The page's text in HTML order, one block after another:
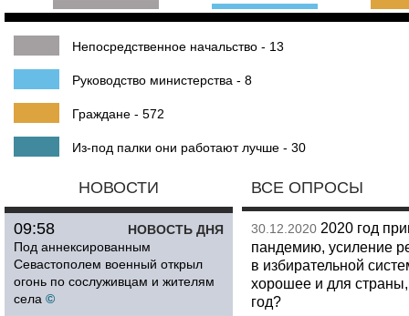
Непосредственное начальство - 13
Руководство министерства - 8
Граждане - 572
Из-под палки они работают лучше - 30
НОВОСТИ
НОВОСТЬ ДНЯ
09:58
Под аннексированным
Севастополем военный открыл
огонь по сослуживцам и жителям
села ©
ВСЕ ОПРОСЫ
30.12.2020 2020 год
пандемию, усиление
в избирательной
хорошее и для
год?